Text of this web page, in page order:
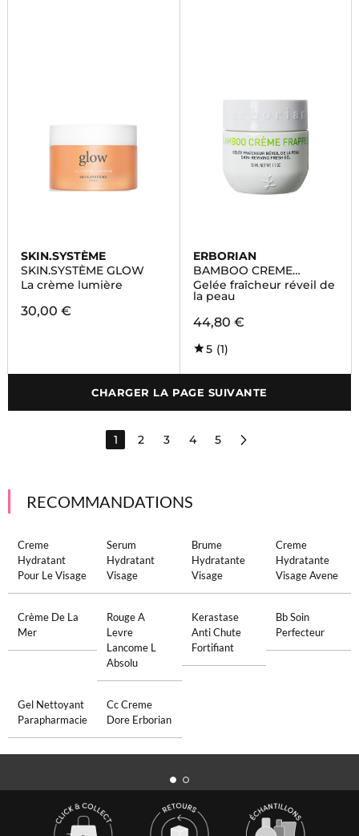
SKIN.SYSTÈME
SKIN.SYSTÈME GLOW
La crème lumière
30,00 €
ERBORIAN
BAMBOO CREME
FRAPPEE
Gelée fraîcheur réveil de
la peau
44,80 €
5 (1)
CHARGER LA PAGE SUIVANTE
1 2 3 4 5
RECOMMANDATIONS
Creme
Hydratant
Pour Le Visage
Serum
Hydratant
Visage
Brume
Hydratante
Visage
Creme
Hydratante
Visage Avene
Crème De La
Mer
Rouge A
Levre
Lancome L
Absolu
Kerastase
Anti Chute
Fortifiant
Bb Soin
Perfecteur
Gel Nettoyant
Parapharmacie
Cc Creme
Dore Erborian